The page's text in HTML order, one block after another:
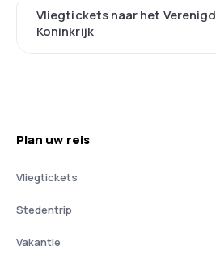
Vliegtickets naar het Verenigd
Koninkrijk
Plan uw reis
Vliegtickets
Stedentrip
Vakantie